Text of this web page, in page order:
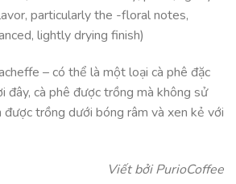
particularly the -floral notes,
lightly drying finish)
– có thể là một loại cà phê đặc
đây, cà phê được trồng mà không sử
được trồng dưới bóng râm và xen kẻ với
Viết bởi PurioCoffee